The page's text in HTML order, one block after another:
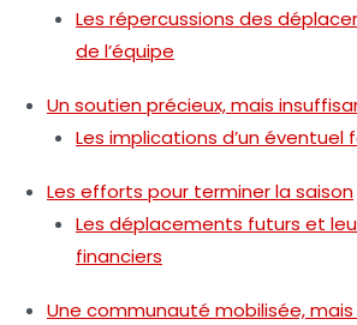
Les répercussions des
de l’équipe
Un soutien précieux, mais
Les implications d’un éventuel
Les efforts pour terminer la saison
Les déplacements futurs et
financiers
Une communauté mobilisée,